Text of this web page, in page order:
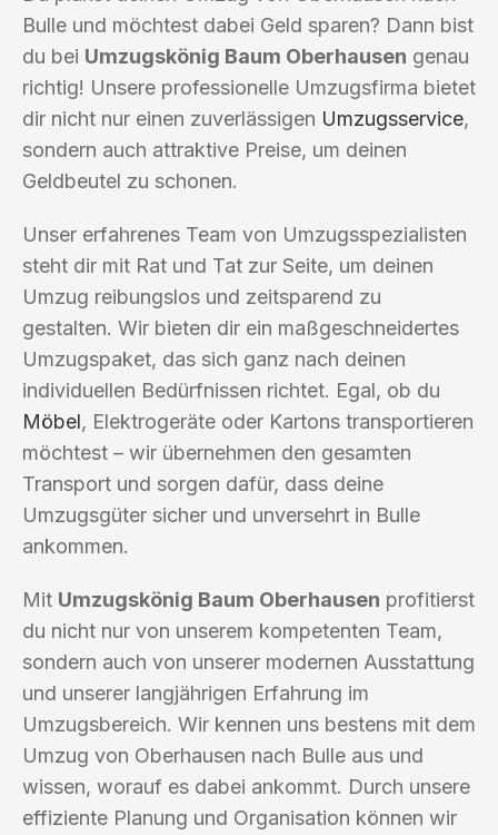
Bulle und möchtest dabei Geld sparen? Dann bist
du bei Umzugskönig Baum Oberhausen genau
richtig! Unsere professionelle Umzugsfirma bietet
dir nicht nur einen zuverlässigen Umzugsservice,
sondern auch attraktive Preise, um deinen
Geldbeutel zu schonen.
Unser erfahrenes Team von Umzugsspezialisten
steht dir mit Rat und Tat zur Seite, um deinen
Umzug reibungslos und zeitsparend zu
gestalten. Wir bieten dir ein maßgeschneidertes
Umzugspaket, das sich ganz nach deinen
individuellen Bedürfnissen richtet. Egal, ob du
Möbel, Elektrogeräte oder Kartons transportieren
möchtest – wir übernehmen den gesamten
Transport und sorgen dafür, dass deine
Umzugsgüter sicher und unversehrt in Bulle
ankommen.
Mit Umzugskönig Baum Oberhausen profitierst
du nicht nur von unserem kompetenten Team,
sondern auch von unserer modernen Ausstattung
und unserer langjährigen Erfahrung im
Umzugsbereich. Wir kennen uns bestens mit dem
Umzug von Oberhausen nach Bulle aus und
wissen, worauf es dabei ankommt. Durch unsere
effiziente Planung und Organisation können wir